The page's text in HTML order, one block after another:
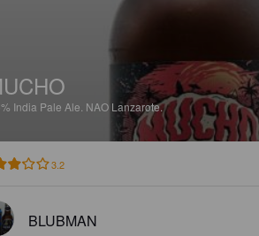
India Pale Ale. NAO Lanzarote.
3.2
BLUBMAN